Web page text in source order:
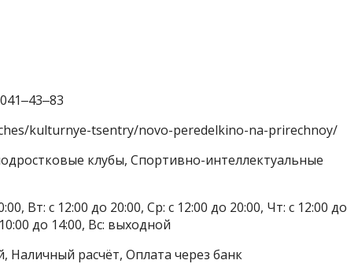
kulturnye-tsentry/novo-peredelkino-na-prirechnoy/
клубы, Спортивно-интеллектуальные
Вт: с 12:00 до 20:00, Ср: с 12:00 до 20:00, Чт: с 12:00 до
до 14:00, Вс: выходной
Наличный расчёт, Оплата через банк